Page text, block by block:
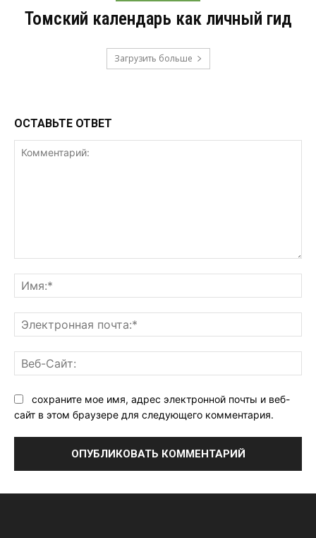
Томский календарь как личный гид
Загрузить больше
ОСТАВЬТЕ ОТВЕТ
сохраните мое имя, адрес электронной почты и веб-
сайт в этом браузере для следующего комментария.